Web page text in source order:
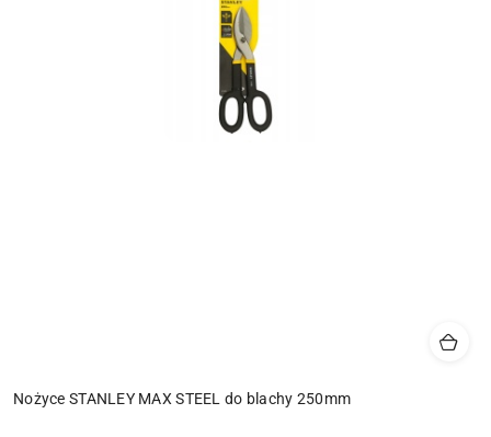
Nożyce STANLEY MAX STEEL do blachy 250mm